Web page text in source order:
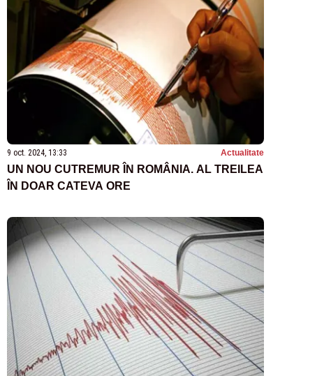
9 oct. 2024, 13:33 Actualitate
UN NOU CUTREMUR ÎN ROMÂNIA. AL TREILEA
ÎN DOAR CATEVA ORE